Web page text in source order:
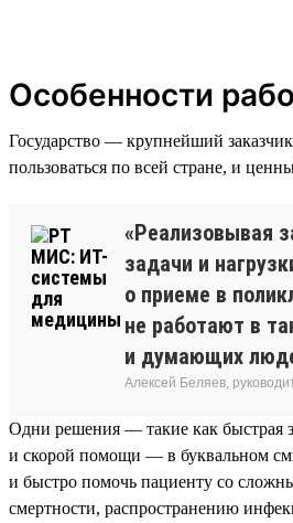
Особенности
Государство — крупнейший
пользоваться по всей стране, и
«Реализовывая
задачи и
о приеме в
не работают в
и думающих
Алексей Беляев,
Одни решения — такие как быстрая
и скорой помощи — в буквальном
и быстро помочь пациенту со
смертности, распространению